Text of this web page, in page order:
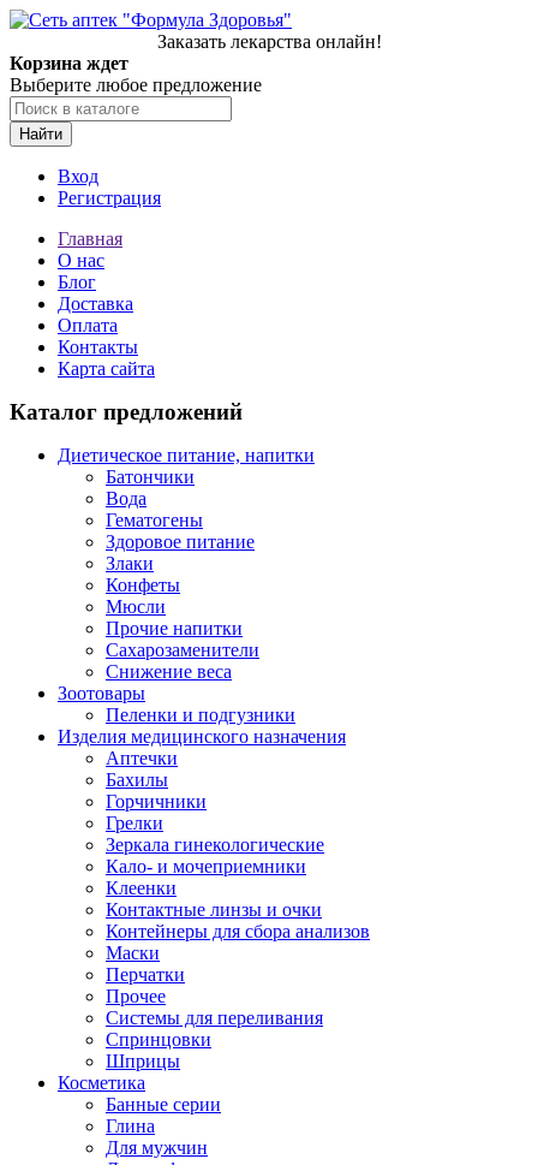
Заказать лекарства онлайн!
Корзина ждет
Выберите любое предложение
Найти
Вход
Регистрация
Главная
О нас
Блог
Доставка
Оплата
Контакты
Карта сайта
Каталог предложений
Диетическое питание, напитки
Батончики
Вода
Гематогены
Здоровое питание
Злаки
Конфеты
Мюсли
Прочие напитки
Сахарозаменители
Снижение веса
Зоотовары
Пеленки и подгузники
Изделия медицинского назначения
Аптечки
Бахилы
Горчичники
Грелки
Зеркала гинекологические
Кало- и мочеприемники
Клеенки
Контактные линзы и очки
Контейнеры для сбора анализов
Маски
Перчатки
Прочее
Системы для переливания
Спринцовки
Шприцы
Косметика
Банные серии
Глина
Для мужчин